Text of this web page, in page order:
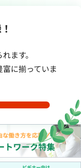
ます。
に揃っていま